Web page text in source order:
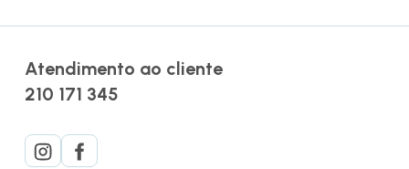
Atendimento ao cliente
210 171 345